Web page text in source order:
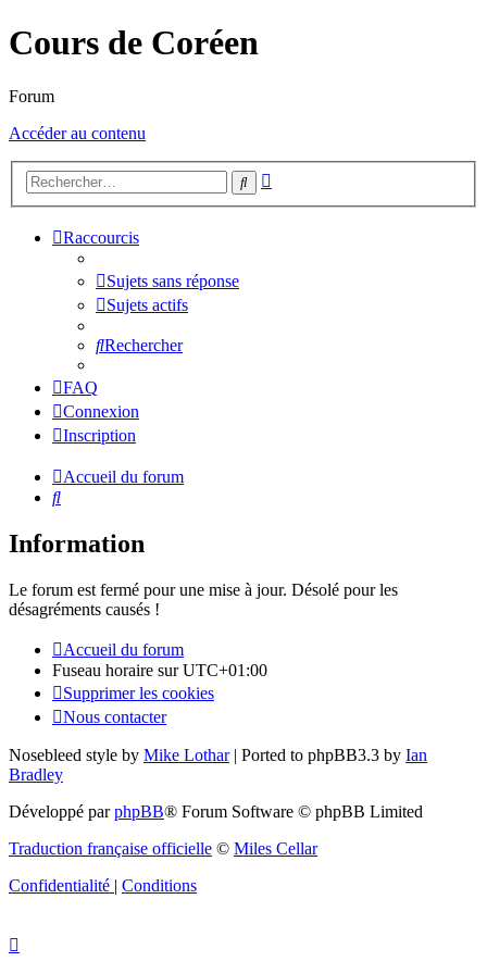
Cours de Coréen
Forum
Accéder au contenu
Rechercher
Raccourcis
Sujets sans réponse
Sujets actifs
Rechercher
FAQ
Connexion
Inscription
Accueil du forum
Rechercher
Information
Le forum est fermé pour une mise à jour. Désolé pour les
désagréments causés !
Accueil du forum
Fuseau horaire surUTC+01:00
Supprimer les cookies
Nous contacter
Nosebleed style by Mike Lothar| Ported to phpBB3.3 by Ian
Bradley
Développé parphpBB® Forum Software © phpBB Limited
Traduction française officielle © Miles Cellar
Confidentialité | Conditions